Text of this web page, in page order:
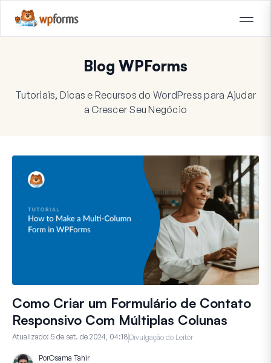
Blog WPForms
Tutoriais, Dicas e Recursos do WordPress para Ajudar
a Crescer Seu Negócio
Como Criar um Formulário de Contato
Responsivo Com Múltiplas Colunas
Atualizado: 5 de set. de 2024, 04:18 Divulgação do Leitor
PorOsama Tahir